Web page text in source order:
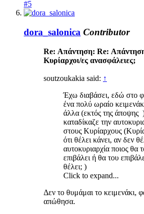
#5
dora_salonica Contributor
Re: Απάντηση: Re:
Κυρίαρχοι/ες ανασφάλειες;
soutzoukakia said: ↑
Έχω διαβάσει, εδώ στο
ένα πολύ ωραίο
άλλα (εκτός της άποψης
καταδίκαζε την
στους Κυρίαρχους
ότι θέλει κάνει, αν δεν
αυτοκυριαρχία ποιος θα
επιβάλει ή θα του
θέλει; )
Click to expand...
Δεν το θυμάμαι το κειμενάκι,
απώθησα.